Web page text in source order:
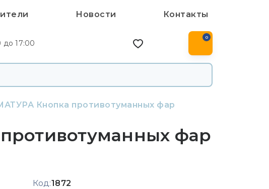
Новости Контакты
17:00
0
Кнопка противотуманных фар
фар
Код:1872